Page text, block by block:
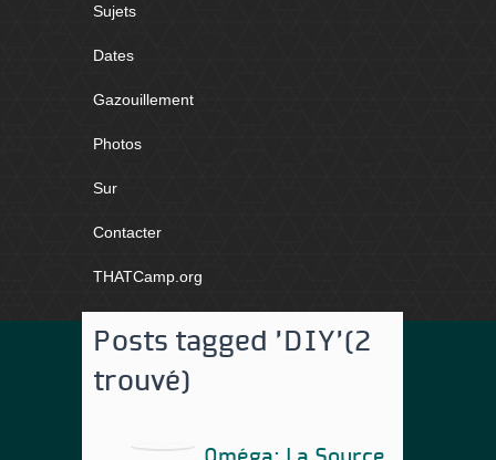
Sujets
Dates
Gazouillement
Photos
Sur
Contacter
THATCamp.org
Posts tagged 'DIY'(2
trouvé)